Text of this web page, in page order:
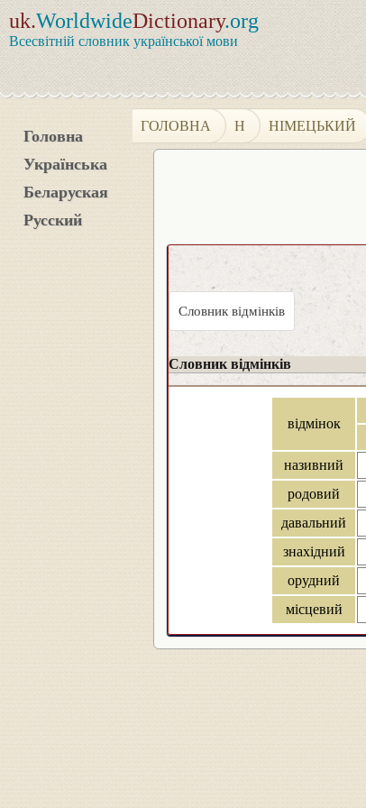
uk.WorldwideDictionary.org
Всесвітній словник української мови
Головна
Українська
Беларуская
Русский
ГОЛОВНА Н НІМЕЦЬКИЙ
Словник відмінків
Словник відмінків
відмінок
називний
родовий
давальний
знахідний
орудний
місцевий